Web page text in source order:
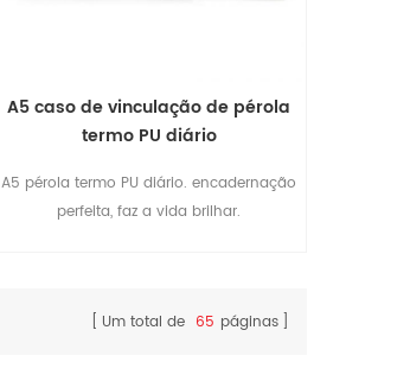
A5 caso de vinculação de pérola
termo PU diário
A5 pérola termo PU diário. encadernação
perfeita, faz a vida brilhar.
Um total de 65 páginas